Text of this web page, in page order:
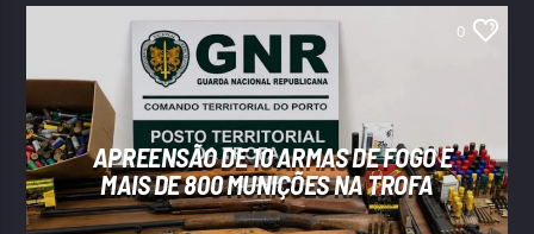
0
APREENSÃO DE 10 ARMAS DE FOGO E
MAIS DE 800 MUNIÇÕES NA TROFA